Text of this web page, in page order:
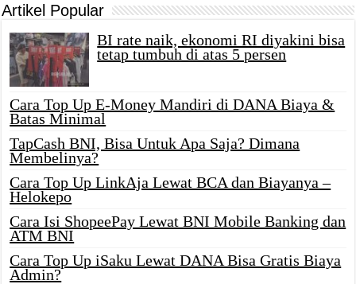
Artikel Popular
BI rate naik, ekonomi RI diyakini bisa
tetap tumbuh di atas 5 persen
Cara Top Up E-Money Mandiri di DANA Biaya &
Batas Minimal
TapCash BNI, Bisa Untuk Apa Saja? Dimana
Membelinya?
Cara Top Up LinkAja Lewat BCA dan Biayanya –
Helokepo
Cara Isi ShopeePay Lewat BNI Mobile Banking dan
ATM BNI
Cara Top Up iSaku Lewat DANA Bisa Gratis Biaya
Admin?